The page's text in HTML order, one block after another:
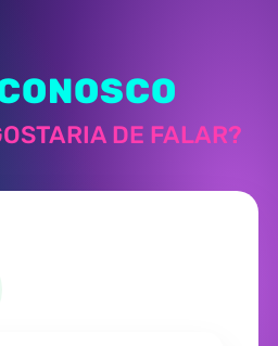
DE FALAR?